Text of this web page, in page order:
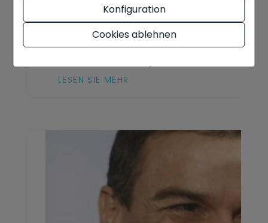
15/10/2018
LESEN SIE MEHR
Konfiguration
Cookies ablehnen